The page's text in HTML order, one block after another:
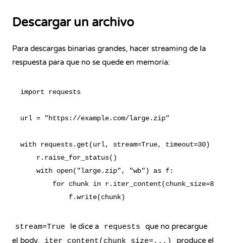
Descargar un archivo
Para descargas binarias grandes, hacer streaming de la
respuesta para que no se quede en memoria:
import requests
url = "https://example.com/large.zip"
with requests.get(url, stream=True, timeout=30)
    r.raise_for_status()
    with open("large.zip", "wb") as f:
for chunk in
stream=True le dice a requests
que no precargue
el body.
iter_content(chunk_size=...)
produce el